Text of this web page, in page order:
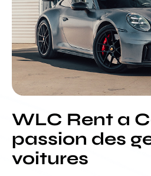
WLC Rent a
passion des
voitures